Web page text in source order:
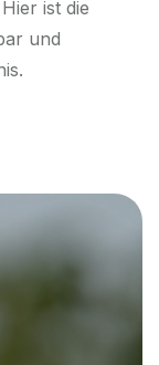
ist die
und